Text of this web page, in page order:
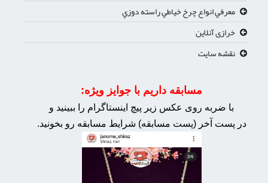
معرفي انواع چرخ خياطي راسته دوزي
خرازی آنلاین
نقشه سایت
مسابقه داریم با جوایز ویژه:
با ضربه روی عکس زیر پیچ اینستاگرام را ببینید و
در پست آخر (پست مسابقه) شرایط مسابقه رو بخونید.